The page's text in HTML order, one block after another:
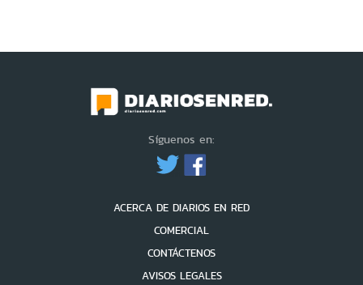
Síguenos en:
ACERCA DE DIARIOS EN RED
COMERCIAL
CONTÁCTENOS
AVISOS LEGALES